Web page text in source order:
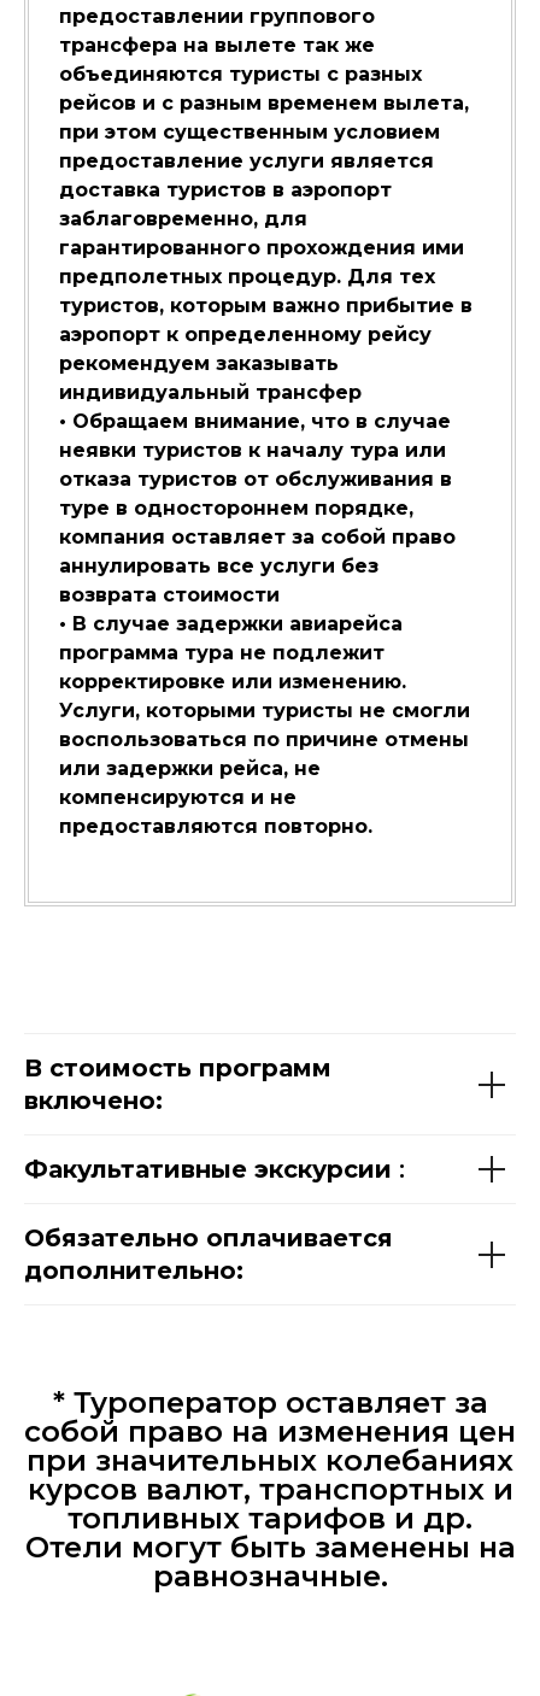
предоставлении группового
трансфера на вылете так же
объединяются туристы с разных
рейсов и с разным временем вылета,
при этом существенным условием
предоставление услуги является
доставка туристов в аэропорт
заблаговременно, для
гарантированного прохождения ими
предполетных процедур. Для тех
туристов, которым важно прибытие в
аэропорт к определенному рейсу
рекомендуем заказывать
индивидуальный трансфер
• Обращаем внимание, что в случае
неявки туристов к началу тура или
отказа туристов от обслуживания в
туре в одностороннем порядке,
компания оставляет за собой право
аннулировать все услуги без
возврата стоимости
• В случае задержки авиарейса
программа тура не подлежит
корректировке или изменению.
Услуги, которыми туристы не смогли
воспользоваться по причине отмены
или задержки рейса, не
компенсируются и не
предоставляются повторно.
В стоимость программ
включено:
Факультативные экскурсии :
Обязательно оплачивается
дополнительно:
* Туроператор оставляет за
собой право на изменения цен
при значительных колебаниях
курсов валют, транспортных и
топливных тарифов и др.
Отели могут быть заменены на
равнозначные.